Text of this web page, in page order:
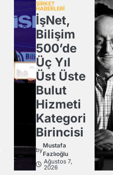
ŞİRKET
HABERLERİ
İşNet,
Bilişim
500’de
Üç Yıl
Üst Üste
Bulut
Hizmeti
Kategori
Birincisi
by
Mustafa
Fazlıoğlu
Ağustos 7,
2026